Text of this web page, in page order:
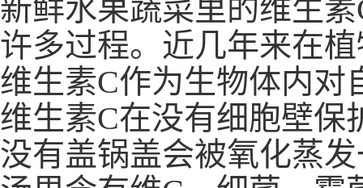
新鲜水果蔬菜里的维生
许多过程。近几年来在
维生素C作为生物体内对
维生素C在没有细胞壁保
没有盖锅盖会被氧化蒸